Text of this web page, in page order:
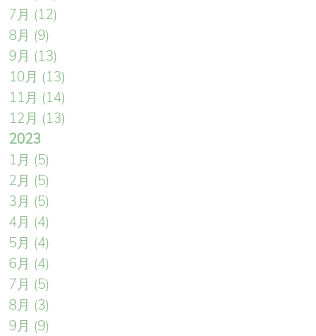
7月 (12)
8月 (9)
9月 (13)
10月 (13)
11月 (14)
12月 (13)
2023
1月 (5)
2月 (5)
3月 (5)
4月 (4)
5月 (4)
6月 (4)
7月 (5)
8月 (3)
9月 (9)